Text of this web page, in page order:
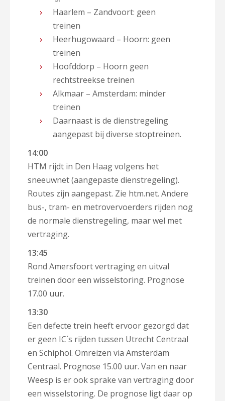
Haarlem – Zandvoort: geen
treinen
Heerhugowaard – Hoorn: geen
treinen
Hoofddorp – Hoorn geen
rechtstreekse treinen
Alkmaar – Amsterdam: minder
treinen
Daarnaast is de dienstregeling
aangepast bij diverse stoptreinen.
14:00
HTM rijdt in Den Haag volgens het
sneeuwnet (aangepaste dienstregeling).
Routes zijn aangepast. Zie htm.net. Andere
bus-, tram- en metrovervoerders rijden nog
de normale dienstregeling, maar wel met
vertraging.
13:45
Rond Amersfoort vertraging en uitval
treinen door een wisselstoring. Prognose
17.00 uur.
13:30
Een defecte trein heeft ervoor gezorgd dat
er geen IC´s rijden tussen Utrecht Centraal
en Schiphol. Omreizen via Amsterdam
Centraal. Prognose 15.00 uur. Van en naar
Weesp is er ook sprake van vertraging door
een wisselstoring. De prognose ligt daar op